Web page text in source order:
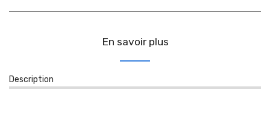
En savoir plus
Description